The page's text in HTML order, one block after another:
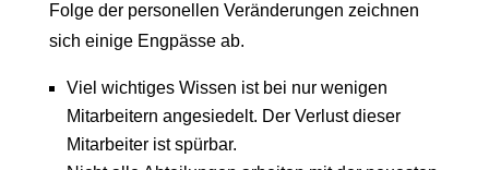
Folge der personellen Veränderungen zeichnen
sich einige Engpässe ab.
Viel wichtiges Wissen ist bei nur wenigen
Mitarbeitern angesiedelt. Der Verlust dieser
Mitarbeiter ist spürbar.